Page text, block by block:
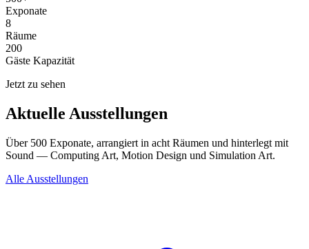
Exponate
8
Räume
200
Gäste Kapazität
Jetzt zu sehen
Aktuelle Ausstellungen
Über 500 Exponate, arrangiert in acht Räumen und hinterlegt mit
Sound — Computing Art, Motion Design und Simulation Art.
Alle Ausstellungen